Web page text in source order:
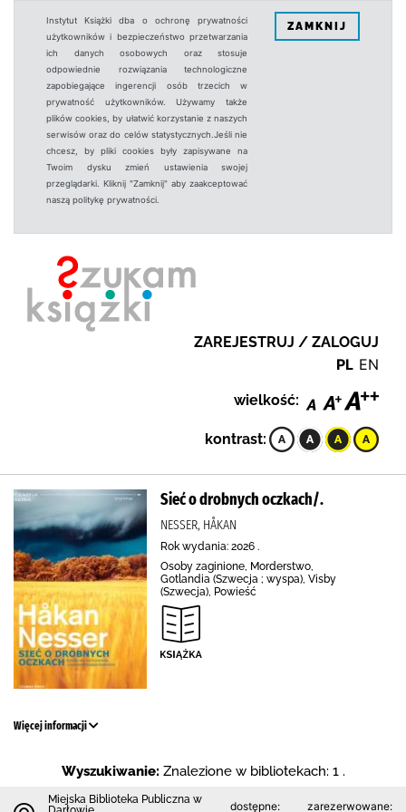
Instytut Książki dba o ochronę prywatności
użytkowników i bezpieczeństwo przetwarzania
ich danych osobowych oraz stosuje
odpowiednie rozwiązania technologiczne
zapobiegające ingerencji osób trzecich w
prywatność użytkowników. Używamy także
plików cookies, by ułatwić korzystanie z naszych
serwisów oraz do celów statystycznych.Jeśli nie
chcesz, by pliki cookies były zapisywane na
Twoim dysku zmień ustawienia swojej
przeglądarki. Kliknij "Zamknij" aby zaakceptować
naszą politykę prywatności.
ZAMKNIJ
ZAREJESTRUJ / ZALOGUJ
PL EN
wielkość:
kontrast:
Sieć o drobnych oczkach/.
NESSER, HÅKAN
Rok wydania: 2026 .
Osoby zaginione, Morderstwo,
Gotlandia (Szwecja ; wyspa), Visby
(Szwecja), Powieść
Więcej informacji
Wyszukiwanie: Znalezione w bibliotekach: 1 .
Miejska Biblioteka Publiczna w
dostępne: zarezerwowane: